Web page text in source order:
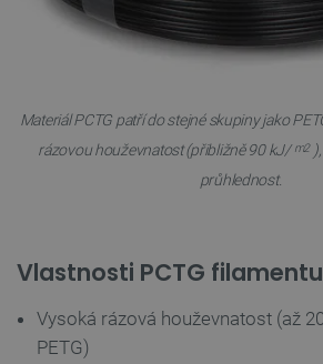
Materiál PCTG patří do stejné skupiny jako
rázovou houževnatost (přibližně 90 kJ/m2),
průhlednost.
Vlastnosti PCTG filamentu
Vysoká rázová houževnatost (až
PETG)